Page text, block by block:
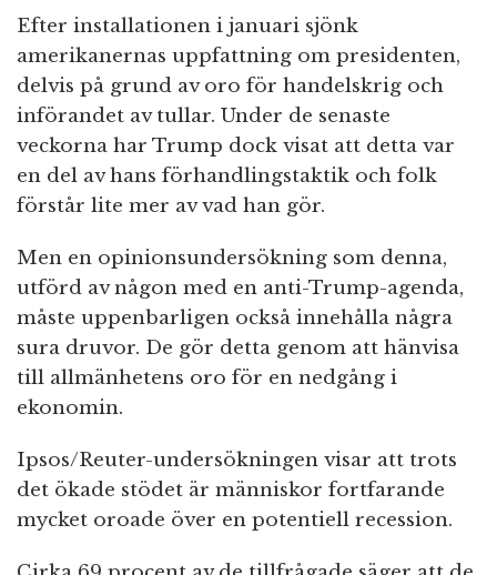
Efter installationen i januari sjönk
amerikanernas uppfattning om presidenten,
delvis på grund av oro för handelskrig och
införandet av tullar. Under de senaste
veckorna har Trump dock visat att detta var
en del av hans förhandlingstaktik och folk
förstår lite mer av vad han gör.
Men en opinionsundersökning som denna,
utförd av någon med en anti-Trump-agenda,
måste uppenbarligen också innehålla några
sura druvor. De gör detta genom att hänvisa
till allmänhetens oro för en nedgång i
ekonomin.
Ipsos/Reuter-undersökningen visar att trots
det ökade stödet är människor fortfarande
mycket oroade över en potentiell recession.